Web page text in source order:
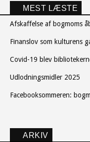
MEST LÆSTE
Afskaffelse af bogmoms
Finanslov som kulturens
Covid-19 blev
Udlodningsmidler 2025
Facebooksommeren:
ARKIV